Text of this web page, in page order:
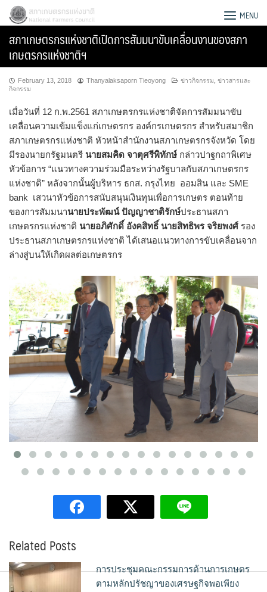
Skip
content
Search
for:
สภาเกษตรกรแห่งชาติ MENU
สภาเกษตรกรแห่งชาติเปิดการสัมมนาขับเคลื่อนงานของสภา
เกษตรกรแห่งชาติฯ
February 13, 2018 Thanyalaksaporn Tieoyong ข่าวกิจกรรม ข่าวสารและ
กิจกรรม
เมื่อวันที่ 12 ก.พ.2561 สภาเกษตรกรแห่งชาติจัดการสัมมนาขับ
เคลื่อนความเข้มแข็งแก่เกษตรกร องค์กรเกษตรกร สำหรับสมาชิก
สภาเกษตรกรแห่งชาติ หัวหน้าสำนักงานสภาเกษตรกรจังหวัด โดย
มีรองนายกรัฐมนตรี นายสมคิด จาตุศรีพิทักษ์ กล่าวปาฐกถาพิเศษ
หัวข้อการ “แนวทางความร่วมมือระหว่างรัฐบาลกับสภาเกษตรกร
แห่งชาติ” หลังจากนั้นผู้บริหาร ธกส. กรุงไทย ออมสิน และ SME
bank เสวนาหัวข้อการสนับสนุนเงินทุนเพื่อการเกษตร ตอนท้าย
ของการสัมมนานายประพัฒน์ ปัญญาชาติรักษ์ประธานสภา
เกษตรกรแห่งชาติ นายอภิศักดิ์ อังคสิทธิ์ นายสิทธิพร จริยพงศ์ รอง
ประธานสภาเกษตรกรแห่งชาติ ได้เสนอแนวทางการขับเคลื่อนจาก
ล่างสู่บนให้เกิดผลต่อเกษตรกร
Related Posts
การประชุมคณะกรรมการด้านการเกษตร
ตามหลักปรัชญาของเศรษฐกิจพอเพียง